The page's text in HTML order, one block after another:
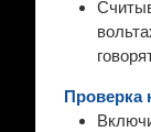
Проверка